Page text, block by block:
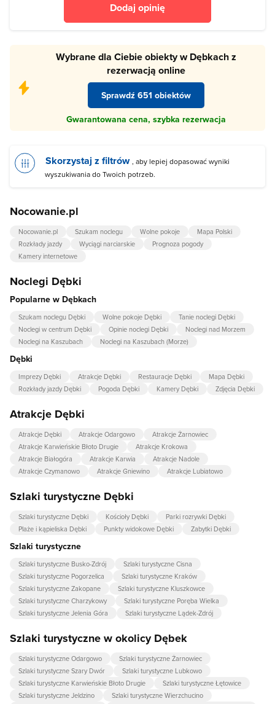
Dodaj opinię
Wybrane dla Ciebie obiekty w Dębkach z
rezerwacją online
Sprawdź 651 obiektów
Gwarantowana cena, szybka rezerwacja
Skorzystaj z filtrów , aby lepiej dopasować wyniki
wyszukiwania do Twoich potrzeb.
Nocowanie.pl
Nocowanie.pl Szukam noclegu Wolne pokoje
Mapa Polski
Rozkłady jazdy
Wyciągi narciarskie
Prognoza pogody
Kamery internetowe
Noclegi Dębki
Popularne w Dębkach
Szukam noclegu Dębki Wolne pokoje Dębki
Tanie noclegi Dębki
Noclegi w centrum Dębki
Opinie noclegi Dębki
Noclegi nad Morzem
Noclegi na Kaszubach
Noclegi na Kaszubach (Morze)
Dębki
Imprezy Dębki Atrakcje Dębki Restauracje Dębki
Mapa Dębki
Rozkłady jazdy Dębki
Pogoda Dębki Kamery Dębki Zdjęcia Dębki
Atrakcje Dębki
Atrakcje Dębki Atrakcje Odargowo
Atrakcje Żarnowiec
Atrakcje Karwieńskie Błoto Drugie
Atrakcje Krokowa
Atrakcje Białogóra
Atrakcje Karwia
Atrakcje Nadole
Atrakcje Czymanowo
Atrakcje Gniewino Atrakcje Lubiatowo
Szlaki turystyczne Dębki
Szlaki turystyczne Dębki Kościoły Dębki
Parki rozrywki Dębki
Plaże i kąpieliska Dębki
Punkty widokowe Dębki Zabytki Dębki
Szlaki turystyczne
Szlaki turystyczne Busko-Zdrój
Szlaki turystyczne Cisna
Szlaki turystyczne Pogorzelica
Szlaki turystyczne Kraków
Szlaki turystyczne Zakopane
Szlaki turystyczne Kluszkowce
Szlaki turystyczne Charzykowy
Szlaki turystyczne Poręba Wielka
Szlaki turystyczne Jelenia Góra
Szlaki turystyczne Lądek-Zdrój
Szlaki turystyczne w okolicy Dębek
Szlaki turystyczne Odargowo
Szlaki turystyczne Żarnowiec
Szlaki turystyczne Szary Dwór
Szlaki turystyczne Lubkowo
Szlaki turystyczne Karwieńskie Błoto Drugie
Szlaki turystyczne Łętowice
Szlaki turystyczne Jeldzino
Szlaki turystyczne Wierzchucino